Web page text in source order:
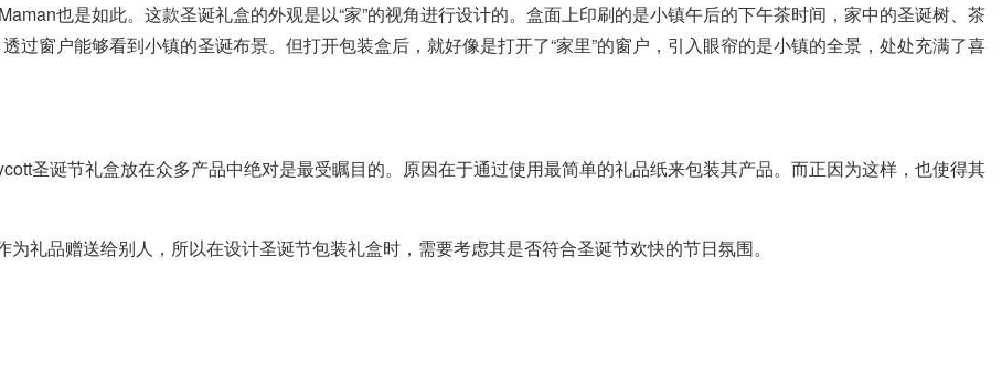
也是如此。这款圣诞礼盒的外观是以“家”的视角进行设计的。盒面上印刷的是小镇午后的下午茶时间，家中的圣诞树、茶
过窗户能够看到小镇的圣诞布景。但打开包装盒后，就好像是打开了“家里”的窗户，引入眼帘的是小镇的全景，处处充满了喜
圣诞节礼盒放在众多产品中绝对是最受瞩目的。原因在于通过使用最简单的礼品纸来包装其产品。而正因为这样，也使得其
礼品赠送给别人，所以在设计圣诞节包装礼盒时，需要考虑其是否符合圣诞节欢快的节日氛围。